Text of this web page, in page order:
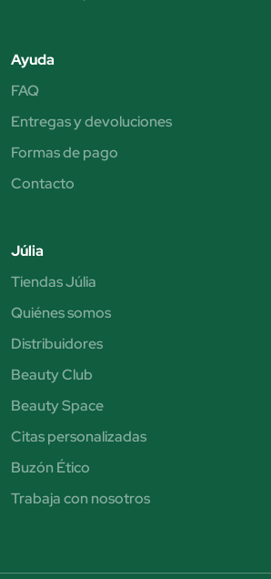
Ayuda
FAQ
Entregas y devoluciones
Formas de pago
Contacto
Júlia
Tiendas Júlia
Quiénes somos
Distribuidores
Beauty Club
Beauty Space
Citas personalizadas
Buzón Ético
Trabaja con nosotros